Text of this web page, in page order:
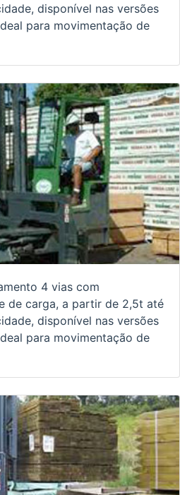
disponível nas versões
para movimentação de
4 vias com
de carga, a partir de 2,5t até
disponível nas versões
para movimentação de